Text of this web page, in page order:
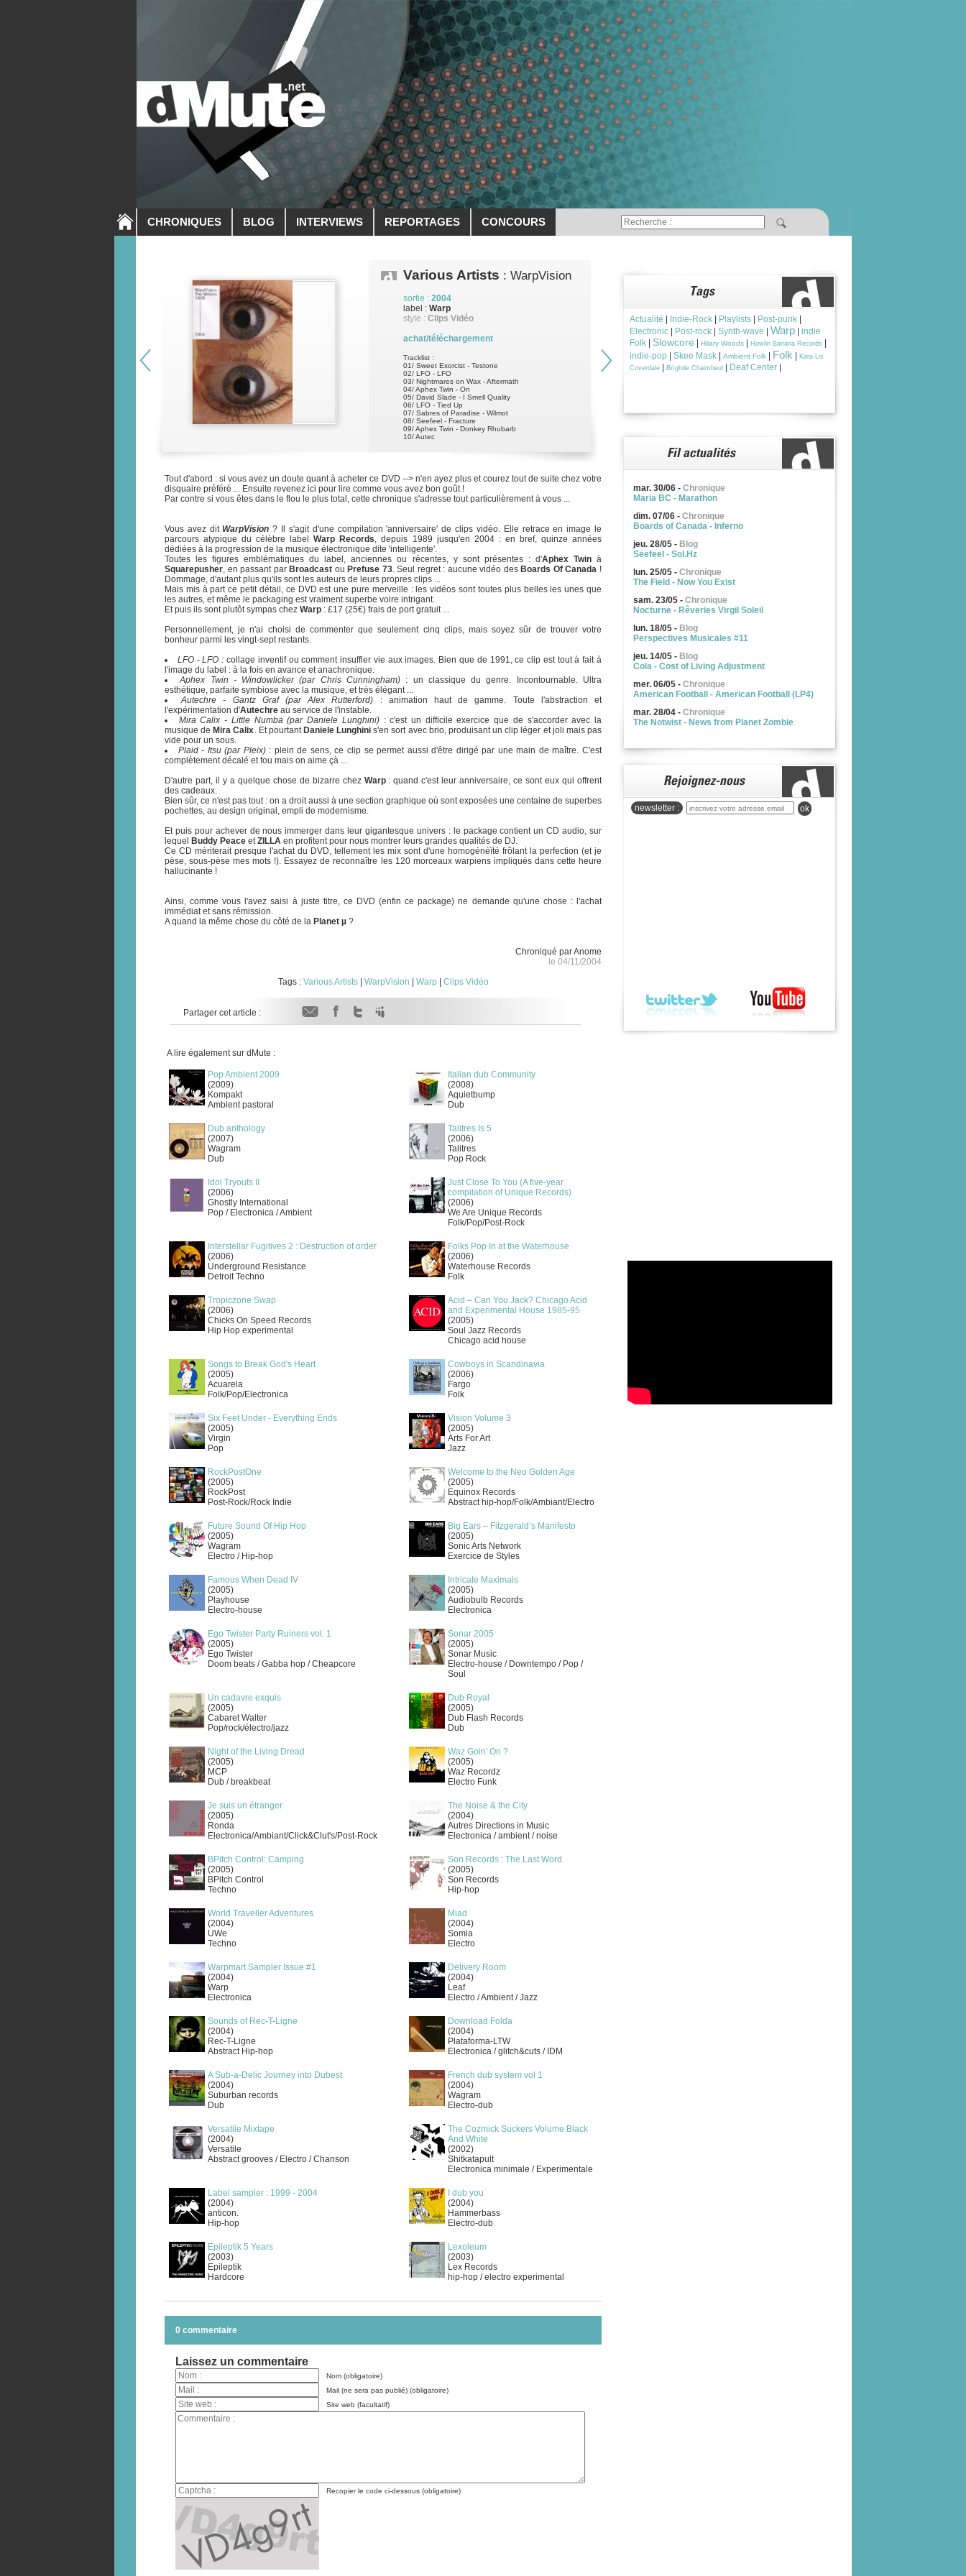
CHRONIQUES BLOG INTERVIEWS REPORTAGES CONCOURS
Various Artists : WarpVision
sortie : 2004
label : Warp
style : Clips Vidéo
achat/téléchargement
Tracklist :
01/ Sweet Exorcist - Testone
02/ LFO - LFO
03/ Nightmares on Wax - Aftermath
04/ Aphex Twin - On
05/ David Slade - I Smell Quality
06/ LFO - Tied Up
07/ Sabres of Paradise - Wilmot
08/ Seefeel - Fracture
09/ Aphex Twin - Donkey Rhubarb
10/ Autec
Tout d'abord : si vous avez un doute quant à acheter ce DVD --> n'en ayez plus et courez tout de suite chez votre
disquaire préféré ... Ensuite revenez ici pour lire comme vous avez bon goût !
Par contre si vous êtes dans le flou le plus total, cette chronique s'adresse tout particulièrement à vous ...
Vous avez dit WarpVision ? Il s'agit d'une compilation 'anniversaire' de clips vidéo. Elle retrace en image le
parcours atypique du célèbre labelWarp Records, depuis 1989 jusqu'en 2004 : en bref, quinze années
dédiées à la progression de la musique électronique dite 'intelligente'.
Toutes les figures emblématiques du label, anciennes ou récentes, y sont présentes : d'Aphex Twinà
Squarepusher, en passant par Broadcast ou Prefuse 73. Seul regret : aucune vidéo des Boards Of Canada !
Dommage, d'autant plus qu'ils sont les auteurs de leurs propres clips ...
Mais mis à part ce petit détail, ce DVD est une pure merveille : les vidéos sont toutes plus belles les unes que
les autres, et même le packaging est vraiment superbe voire intrigant.
Et puis ils sont plutôt sympas chez Warp : £17 (25€) frais de port gratuit ...
Personnellement, je n'ai choisi de commenter que seulement cinq clips, mais soyez sûr de trouver votre
bonheur parmi les vingt-sept restants.
LFO - LFO : collage inventif ou comment insuffler vie aux images. Bien que de 1991, ce clip est tout à fait à
l'image du label : à la fois en avance et anachronique.
Aphex Twin - Windowlicker (par Chris Cunningham) : un classique du genre. Incontournable. Ultra
esthétique, parfaite symbiose avec la musique, et très élégant ...
Autechre - Gantz Graf (par Alex Rutterford) : animation haut de gamme. Toute l'abstraction et
l'expérimentation d'Autechre au service de l'instable.
Mira Calix - Little Numba (par Daniele Lunghini): c'est un difficile exercice que de s'accorder avec la
musique de Mira Calix. Et pourtant Daniele Lunghini s'en sort avec brio, produisant un clip léger et joli mais pas
vide pour un sous.
Plaid - Itsu (par Pleix): plein de sens, ce clip se permet aussi d'être dirigé par une main de maître. C'est
complètement décalé et fou mais on aime çà ...
D'autre part, il y a quelque chose de bizarre chez Warp: quand c'est leur anniversaire, ce sont eux qui offrent
des cadeaux.
Bien sûr, ce n'est pas tout : on a droit aussi à une section graphique où sont exposées une centaine de superbes
pochettes, au design original, empli de modernisme.
Et puis pour achever de nous immerger dans leur gigantesque univers : le package contient un CD audio, sur
lequel
Buddy Peace etZILLA en profitent pour nous montrer leurs grandes qualités de DJ.
Ce CD mériterait presque l'achat du DVD, tellement les mix sont d'une homogénéïté frôlant la perfection (et je
pèse, sous-pèse mes mots !). Essayez de reconnaître les 120 morceaux warpiens impliqués dans cette heure
hallucinante !
Ainsi, comme vous l'avez saisi à juste titre, ce DVD (enfin ce package) ne demande qu'une chose : l'achat
immédiat et sans rémission.
A quand la même chose du côté de la Planet µ ?
Chroniqué par Anome
le 04/11/2004
Tags : Various Artists| WarpVision Warp| Clips Vidéo
Partager cet article :
A lire également sur dMute :
Pop Ambient 2009
(2009)
Kompakt
Ambient pastoral
Italian dub Community
(2008)
Aquietbump
Dub
Dub anthology
(2007)
Wagram
Dub
Talitres Is 5
(2006)
Talitres
Pop Rock
Idol Tryouts II
(2006)
Ghostly International
Pop / Electronica / Ambient
Just Close To You (A five-year
compilation of Unique Records)
(2006)
We Are Unique Records
Folk/Pop/Post-Rock
Interstellar Fugitives 2 : Destruction of order
(2006)
Underground Resistance
Detroit Techno
Folks Pop In at the Waterhouse
(2006)
Waterhouse Records
Folk
Tropiczone Swap
(2006)
Chicks On Speed Records
Hip Hop experimental
Acid – Can You Jack? Chicago Acid
and Experimental House 1985-95
(2005)
Soul Jazz Records
Chicago acid house
Songs to Break God's Heart
(2005)
Acuarela
Folk/Pop/Electronica
Cowboys in Scandinavia
(2006)
Fargo
Folk
Six Feet Under - Everything Ends
(2005)
Virgin
Pop
Vision Volume 3
(2005)
Arts For Art
Jazz
RockPostOne
(2005)
RockPost
Post-Rock/Rock Indie
Welcome to the Neo Golden Age
(2005)
Equinox Records
Abstract hip-hop/Folk/Ambiant/Electro
Future Sound Of Hip Hop
(2005)
Wagram
Electro / Hip-hop
Big Ears – Fitzgerald’s Manifesto
(2005)
Sonic Arts Network
Exercice de Styles
Famous When Dead IV
(2005)
Playhouse
Electro-house
Intricate Maximals
(2005)
Audiobulb Records
Electronica
Ego Twister Party Ruiners vol. 1
(2005)
Ego Twister
Doom beats / Gabba hop / Cheapcore
Sonar 2005
(2005)
Sonar Music
Electro-house / Downtempo / Pop /
Soul
Un cadavre exquis
(2005)
Cabaret Walter
Pop/rock/électro/jazz
Dub Royal
(2005)
Dub Flash Records
Dub
Night of the Living Dread
(2005)
MCP
Dub / breakbeat
Waz Goin' On ?
(2005)
Waz Recordz
Electro Funk
Je suis un étranger
(2005)
Ronda
Electronica/Ambiant/Click&Clut's/Post-Rock
The Noise & the City
(2004)
Autres Directions in Music
Electronica / ambient / noise
BPitch Control: Camping
(2005)
BPitch Control
Techno
Son Records : The Last Word
(2005)
Son Records
Hip-hop
World Traveller Adventures
(2004)
UWe
Techno
Miad
(2004)
Somia
Electro
Warpmart Sampler Issue #1
(2004)
Warp
Electronica
Delivery Room
(2004)
Leaf
Electro / Ambient / Jazz
Sounds of Rec-T-Ligne
(2004)
Rec-T-Ligne
Abstract Hip-hop
Download Folda
(2004)
Plataforma-LTW
Electronica / glitch&cuts / IDM
A Sub-a-Delic Journey into Dubest
(2004)
Suburban records
Dub
French dub system vol 1
(2004)
Wagram
Electro-dub
Versatile Mixtape
(2004)
Versatile
Abstract grooves / Electro / Chanson
The Cozmick Suckers Volume Black
And White
(2002)
Shitkatapult
Electronica minimale / Experimentale
Label sampler : 1999 - 2004
(2004)
anticon.
Hip-hop
I dub you
(2004)
Hammerbass
Electro-dub
Epileptik 5 Years
(2003)
Epileptik
Hardcore
Lexoleum
(2003)
Lex Records
hip-hop / electro experimental
0 commentaire
Laissez un commentaire
Nom (obligatoire)
Mail (ne sera pas publié) (obligatoire)
Site web (facultatif)
Recopier le code ci-dessous (obligatoire)
Actualité Indie-Rock Playlists Post-punk
Electronic
Post-rock Synth-wave Warp
indie
Folk
Slowcore Hilary Woods Howlin Banana Records
indie-pop
Skee Mask Ambient Folk Folk
Kara-Lis
Coverdale
Brìghde Chaimbeul Deaf Center
mar. 30/06 - Chronique
Maria BC - Marathon
dim. 07/06 - Chronique
Boards of Canada - Inferno
jeu. 28/05 - Blog
Seefeel - Sol.Hz
lun. 25/05 - Chronique
The Field - Now You Exist
sam. 23/05 - Chronique
Nocturne - Rêveries Virgil Soleil
lun. 18/05 - Blog
Perspectives Musicales #11
jeu. 14/05 - Blog
Cola - Cost of Living Adjustment
mer. 06/05 - Chronique
American Football - American Football (LP4)
mar. 28/04 - Chronique
The Notwist - News from Planet Zombie
newsletter : ok